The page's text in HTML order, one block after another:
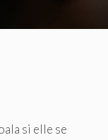
si elle se